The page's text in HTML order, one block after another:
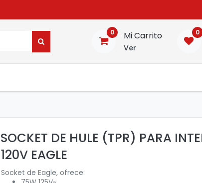
0 Mi Carrito
Ver
0
SOCKET DE HULE (TPR) PARA
120V EAGLE
Socket de Eagle, ofrece: